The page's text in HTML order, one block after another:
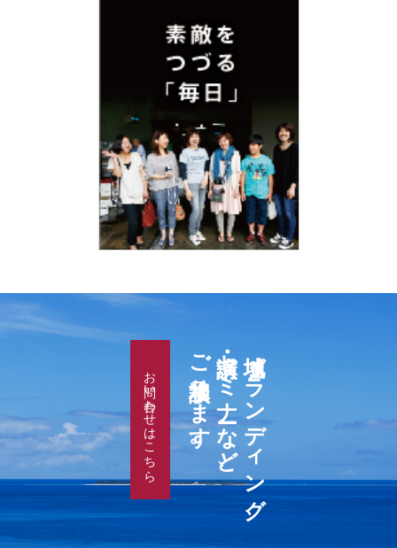
地域ブランディング、
講演・セミナーなど、
ご相談承ります。
お問い合わせはこちら